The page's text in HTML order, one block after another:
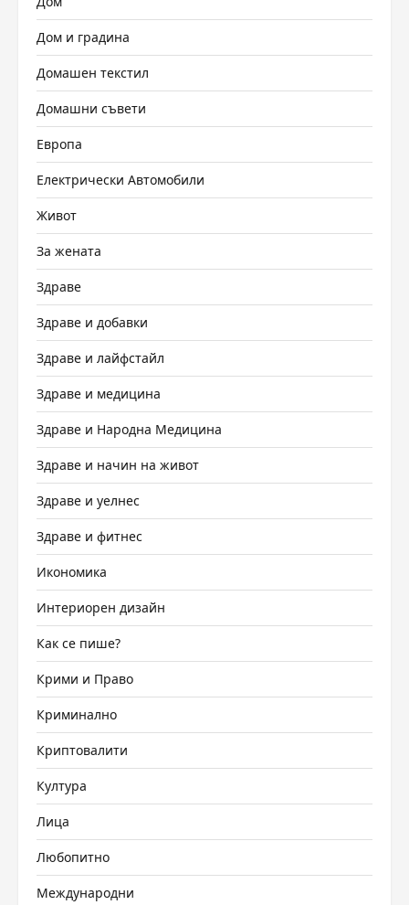
Дом и градина
Домашен текстил
Домашни съвети
Европа
Електрически Автомобили
Живот
За жената
Здраве
Здраве и добавки
Здраве и лайфстайл
Здраве и медицина
Здраве и Народна Медицина
Здраве и начин на живот
Здраве и уелнес
Здраве и фитнес
Икономика
Интериорен дизайн
Как се пише?
Крими и Право
Криминално
Криптовалити
Култура
Лица
Любопитно
Международни